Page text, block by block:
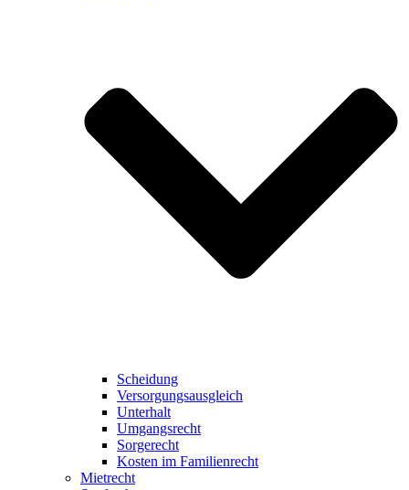
Scheidung
Versorgungsausgleich
Unterhalt
Umgangsrecht
Sorgerecht
Kosten im Familienrecht
Mietrecht